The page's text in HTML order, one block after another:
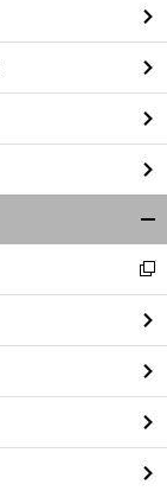
前
閉
る
新
し
い
ウ
ィ
ン
ド
ウ
で